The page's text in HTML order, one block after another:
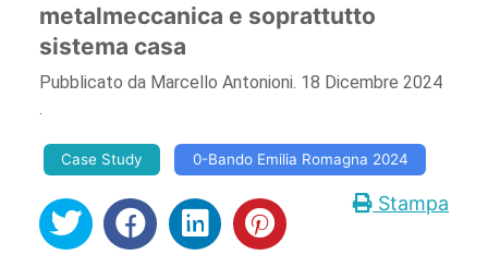
metalmeccanica e soprattutto
sistema casa
Pubblicato da Marcello Antonioni. 18 Dicembre 2024
.
Case Study 0-Bando Emilia Romagna 2024
Stampa